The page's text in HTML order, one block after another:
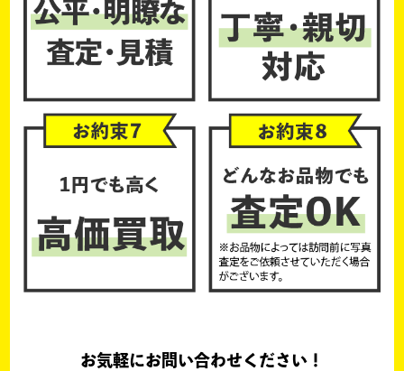
お気軽にお問い合わせください！